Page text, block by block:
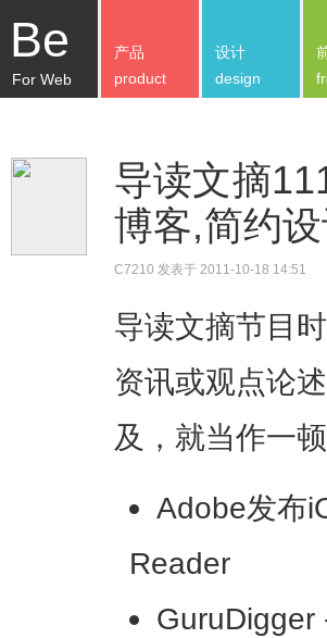
Be
For Web
产品
product
设计
design
导读文摘
博客,简约
C7210 发表于 2011-10-18 14:51
导读文摘节目
资讯或观点论
及，就当作一
Adobe发布
Reader
GuruDigger